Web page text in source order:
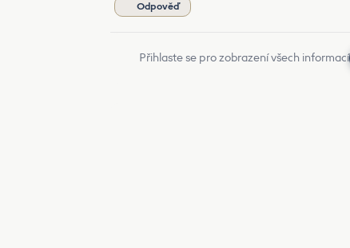
Odpověď
Přihlaste se pro zobrazení všech informací